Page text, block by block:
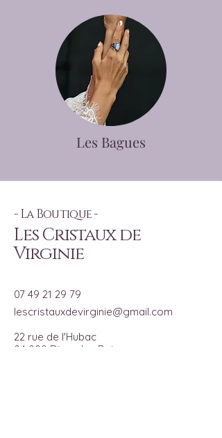
Les Bagues
- La Boutique -
Les Cristaux de
Virginie
07 49 21 29 79
lescristauxdevirginie@gmail.com
22 rue de l'Hubac
04 000 Digne les Bains